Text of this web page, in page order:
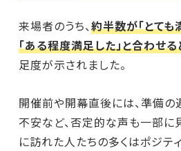
来場者のうち、約半数が「とても
「ある程度満足した」と合わせ
足度が示されました。
開催前や開幕直後には、準備
不安など、否定的な声も一部に
に訪れた人たちの多くはポジテ